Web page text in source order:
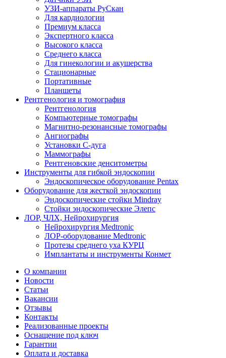
УЗИ-аппараты РуСкан
Для кардиологии
Премиум класса
Экспертного класса
Высокого класса
Среднего класса
Для гинекологии и акушерства
Стационарные
Портативные
Планшеты
Рентгенология и томография
Рентгенология
Компьютерные томографы
Магнитно-резонансные томографы
Ангиографы
Установки С-дуга
Маммографы
Рентгеновские денситометры
Инструменты для гибкой эндоскопии
Эндоскопическое оборудование Pentax
Оборудование для жесткой эндоскопии
Эндоскопические стойки Mindray
Стойки эндоскопические Элепс
ЛОР, ЧЛХ, Нейрохирургия
Нейрохирургия Medtronic
ЛОР-оборудование Medtronic
Протезы среднего уха КУРЦ
Имплантаты и инструменты Конмет
О компании
Новости
Статьи
Вакансии
Отзывы
Контакты
Реализованные проекты
Оснащение под ключ
Гарантии
Оплата и доставка